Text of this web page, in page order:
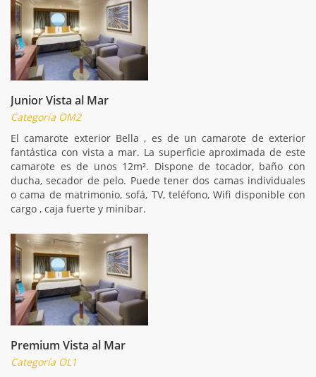
Junior Vista al Mar
Categoría OM2
El camarote exterior Bella , es de un camarote de exterior
fantástica con vista a mar. La superficie aproximada de este
camarote es de unos 12m². Dispone de tocador, baño con
ducha, secador de pelo. Puede tener dos camas individuales
o cama de matrimonio, sofá, TV, teléfono, Wifi disponible con
cargo , caja fuerte y minibar.
Premium Vista al Mar
Categoría OL1